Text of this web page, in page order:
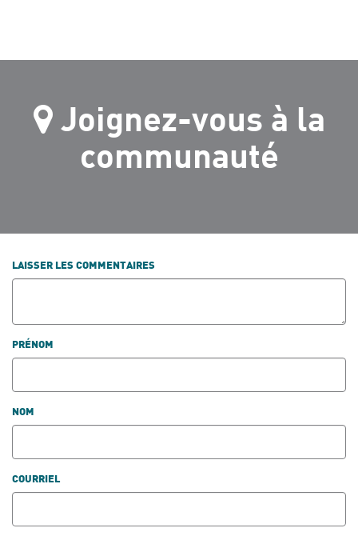
Joignez-vous à la
communauté
LAISSER LES COMMENTAIRES
PRÉNOM
NOM
COURRIEL